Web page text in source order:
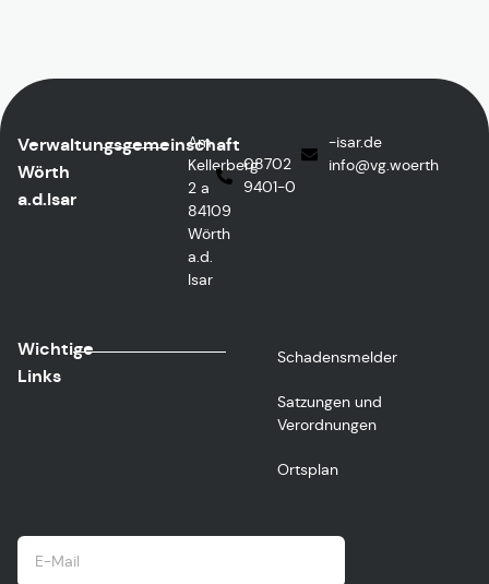
Verwaltungsgemeinschaft
Wörth
a.d.Isar
Am
Kellerberg
2 a
84109
Wörth
a.d.
Isar
08702
9401-0
ed.rasi-
htreow.gv
@ofni
Wichtige
Links
Schadensmelder
Satzungen und
Verordnungen
Ortsplan